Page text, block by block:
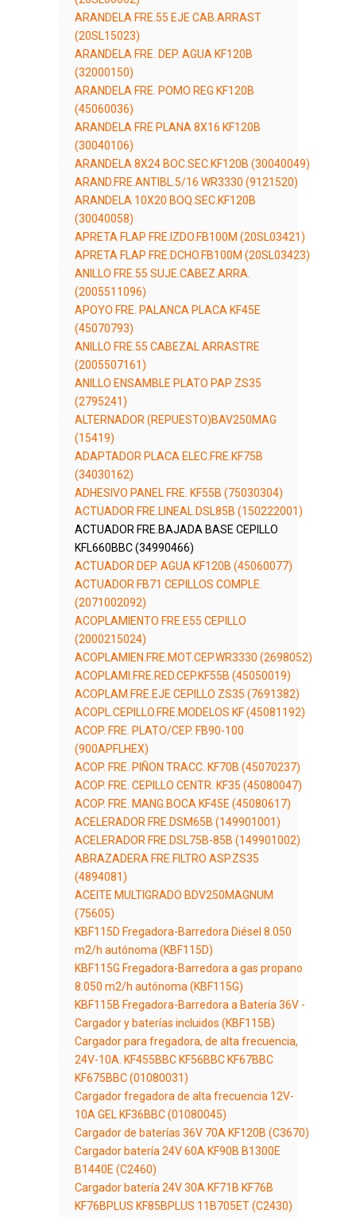
ARANDELA FRE.55 EJE CAB.ARRAST
(20SL15023)
ARANDELA FRE. DEP. AGUA KF120B
(32000150)
ARANDELA FRE. POMO REG KF120B
(45060036)
ARANDELA FRE PLANA 8X16 KF120B
(30040106)
ARANDELA 8X24 BOC.SEC.KF120B (30040049)
ARAND.FRE.ANTIBL.5/16 WR3330 (9121520)
ARANDELA 10X20 BOQ.SEC.KF120B
(30040058)
APRETA FLAP FRE.IZDO.FB100M (20SL03421)
APRETA FLAP FRE.DCHO.FB100M (20SL03423)
ANILLO FRE.55 SUJE.CABEZ.ARRA.
(2005511096)
APOYO FRE. PALANCA PLACA KF45E
(45070793)
ANILLO FRE.55 CABEZAL ARRASTRE
(2005507161)
ANILLO ENSAMBLE PLATO PAP ZS35
(2795241)
ALTERNADOR (REPUESTO)BAV250MAG
(15419)
ADAPTADOR PLACA ELEC.FRE.KF75B
(34030162)
ADHESIVO PANEL FRE. KF55B (75030304)
ACTUADOR FRE.LINEAL DSL85B (150222001)
ACTUADOR FRE.BAJADA BASE CEPILLO
KFL660BBC (34990466)
ACTUADOR DEP. AGUA KF120B (45060077)
ACTUADOR FB71 CEPILLOS COMPLE.
(2071002092)
ACOPLAMIENTO FRE.E55 CEPILLO
(2000215024)
ACOPLAMIEN.FRE.MOT.CEP.WR3330 (2698052)
ACOPLAMI.FRE.RED.CEP.KF55B (45050019)
ACOPLAM.FRE.EJE CEPILLO ZS35 (7691382)
ACOPL.CEPILLO.FRE.MODELOS KF (45081192)
ACOP. FRE. PLATO/CEP. FB90-100
(900APFLHEX)
ACOP. FRE. PIÑON TRACC. KF70B (45070237)
ACOP. FRE. CEPILLO CENTR. KF35 (45080047)
ACOP. FRE. MANG.BOCA KF45E (45080617)
ACELERADOR FRE.DSM65B (149901001)
ACELERADOR FRE.DSL75B-85B (149901002)
ABRAZADERA FRE.FILTRO ASP.ZS35
(4894081)
ACEITE MULTIGRADO BDV250MAGNUM
(75605)
KBF115D Fregadora-Barredora Diésel 8.050
m2/h autónoma (KBF115D)
KBF115G Fregadora-Barredora a gas propano
8.050 m2/h autónoma (KBF115G)
KBF115B Fregadora-Barredora a Batería 36V -
Cargador y baterías incluidos (KBF115B)
Cargador para fregadora, de alta frecuencia,
24V-10A. KF455BBC KF56BBC KF67BBC
KF675BBC (01080031)
Cargador fregadora de alta frecuencia 12V-
10A GEL KF36BBC (01080045)
Cargador de baterías 36V 70A KF120B (C3670)
Cargador batería 24V 60A KF90B B1300E
B1440E (C2460)
Cargador batería 24V 30A KF71B KF76B
KF76BPLUS KF85BPLUS 11B705ET (C2430)